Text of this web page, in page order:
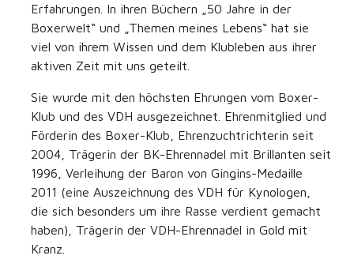
Erfahrungen. In ihren Büchern „50 Jahre in der
Boxerwelt“ und „Themen meines Lebens“ hat sie
viel von ihrem Wissen und dem Klubleben aus ihrer
aktiven Zeit mit uns geteilt.
Sie wurde mit den höchsten Ehrungen vom Boxer-
Klub und des VDH ausgezeichnet. Ehrenmitglied und
Förderin des Boxer-Klub, Ehrenzuchtrichterin seit
2004, Trägerin der BK-Ehrennadel mit Brillanten seit
1996, Verleihung der Baron von Gingins-Medaille
2011 (eine Auszeichnung des VDH für Kynologen,
die sich besonders um ihre Rasse verdient gemacht
haben), Trägerin der VDH-Ehrennadel in Gold mit
Kranz.